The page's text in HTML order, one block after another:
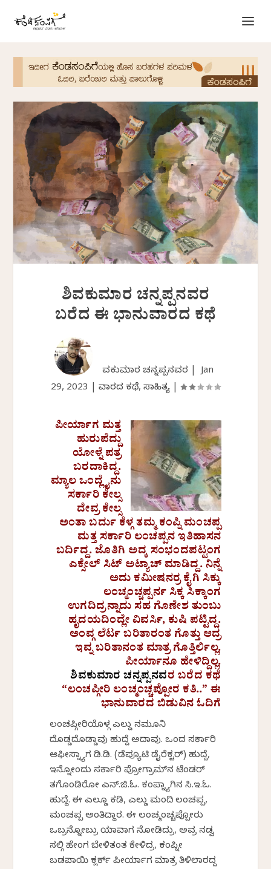
ಶಿವಕುಮಾರ ಚನ್ನಪ್ಪನವರ
ಬರೆದ ಈ ಭಾನುವಾರದ ಕಥೆ
ಶಿವಕುಮಾರ ಚನ್ನಪ್ಪನವರ |Jan
29, 2023
ವಾರದ ಕಥೆ, ಸಾಹಿತ್ಯ
ಪೀರ್ಯಾಗ ಮತ್ತ
ಹುರುಪೆದ್ದು
ಯೋಳ್ನೆ ಪತ್ರ
ಬರದಾಕಿದ್ದ.
ಮ್ಯಾಲ ಒಂದ್ಲೈನು
ಸರ್ಕಾರಿ ಕೇಲ್ಸ
ದೇವ್ರ ಕೇಲ್ಸ
ಅಂತಾ ಬರ್ದು ಕೆಳ್ಗ ತಮ್ಮ ಕಂಪ್ನಿ ಮಂಚಪ್ಪ
ಮತ್ತ ಸರ್ಕಾರಿ ಲಂಚಪ್ಪನ ಇತಿಹಾಸನ
ಬರ್ದಿದ್ದ. ಜೊತಿಗಿ ಅದ್ಕ ಸಂಭಂದಪಟ್ಟಂಗ
ಎಕ್ಸೇಲ್ ಸಿಟ್ ಅಟ್ಯಾಚ್ ಮಾಡಿದ್ದ. ನಿನ್ನೆ
ಅದು ಕಮೀಷನರ್ರ ಕೈಗಿ ಸಿಕ್ಕು
ಲಂಚ್ಮಂಚ್ಚಪ್ಪರ್ನ ಸಿಕ್ಕ ಸಿಕ್ಕಾಂಗ
ಉಗದಿದ್ರನ್ನಾದು ಸಹ ಗೊಣೇಶ ತುಂಬು
ಹೃದಯದಿಂದ್ಲೇ ವಿವರ್ಸಿ, ಕುಷಿ ಪಟ್ಟಿದ್ದ.
ಅಂವ್ಗ ಲೆರ್ಟ ಬರಿತಾರಂತ ಗೊತ್ತು ಆದ್ರ
ಇವ್ನ ಬರಿತಾನಂತ ಮಾತ್ರ ಗೊತ್ತಿರ್ಲಿಲ್ಲ.
ಪೀರ್ಯಾನೂ ಹೇಳಿದ್ದಿಲ್ಲ.
ಶಿವಕುಮಾರ ಚನ್ನಪ್ಪನವರ ಬರೆದ ಕಥೆ
“ಲಂಚಪ್ಗೀರಿ ಲಂಚ್ಮಂಚ್ಚಪ್ಪೋರ ಕತಿ..” ಈ
ಭಾನುವಾರದ ಬಿಡುವಿನ ಓದಿಗೆ
ಲಂಚಪ್ಗೀರಿಯೊಳ್ಗ ಎಲ್ಡು ನಮೂನಿ
ದೊಡ್ಡದೊಡ್ಡಾವು ಹುದ್ದೆ ಅದಾವು. ಒಂದ ಸರ್ಕಾರಿ
ಆಫೀಸ್ನ್ಯಾಗ ಡಿ.ಡಿ. (ಡೆಪ್ಯೂಟಿ ಡೈರೆಕ್ಟರ್) ಹುದ್ದೆ,
ಇನ್ನೋಂದು ಸರ್ಕಾರಿ ಪ್ರೋಗ್ರಾಮ್‌ನ ಟೆಂಡರ್
ತಗೊಂಡಿರೋ ಎನ್.ಜಿ.ಓ. ಕಂಪ್ನ್ಯಾಗಿನ ಸಿ.ಇ.ಓ.
ಹುದ್ದೆ. ಈ ಎಲ್ಡೂ ಕಡಿ, ಎಲ್ಡು ಮಂದಿ ಲಂಚಪ್ಪ,
ಮಂಚಪ್ಪ ಅಂತಿದ್ದಾರ. ಈ ಲಂಚ್ಮಂಚ್ಚಪ್ಪೋರು
ಒಬ್ರನ್ನೋಬ್ರು ಯಾವಾಗ ನೋಡಿದ್ರು, ಅವ್ರ ನಡ್ವ
ಸಲ್ಗಿ ಹೇಂಗ ಬೇಳಿತಂತ ಕೇಳಿದ್ರ, ಕಂಪ್ನೀ
ಬಡಪಾಯಿ ಕ್ಲರ್ಕ್ ಪೀರ್ಯಾಗ ಮಾತ್ರ ತಿಳಿಲಾರದ್ದ